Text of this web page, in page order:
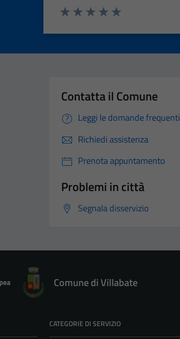
Contatta il Comune
Leggi le domande frequenti
Richiedi assistenza
Prenota appuntamento
Problemi in città
Segnala disservizio
Comune di Villabate
CATEGORIE DI SERVIZIO